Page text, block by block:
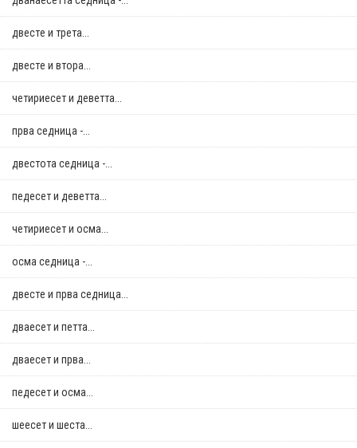
двестe и трета...
двестe и втора...
четириесет и деветта...
прва седница -...
двестота седница -...
педесет и деветта...
четириесет и осма...
осма седница -...
двестe и прва седница...
дваесет и петта...
дваесет и прва...
педесет и осма...
шеесет и шеста...